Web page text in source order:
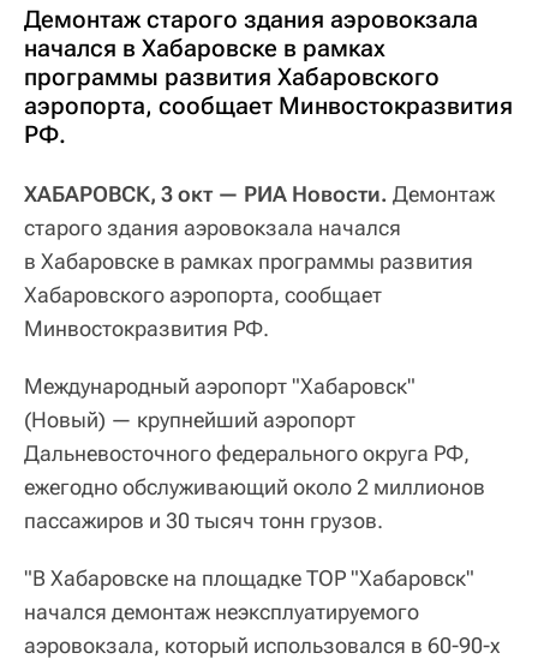
Демонтаж старого здания аэровокзала
начался в Хабаровске в рамках
программы развития Хабаровского
аэропорта, сообщает Минвостокразвития
РФ.
ХАБАРОВСК, 3 окт — РИА Новости. Демонтаж
старого здания аэровокзала начался
в Хабаровске в рамках программы развития
Хабаровского аэропорта, сообщает
Минвостокразвития РФ.
Международный аэропорт "Хабаровск"
(Новый) — крупнейший аэропорт
Дальневосточного федерального округа РФ,
ежегодно обслуживающий около 2 миллионов
пассажиров и 30 тысяч тонн грузов.
"В Хабаровске на площадке ТОР "Хабаровск"
начался демонтаж неэксплуатируемого
аэровокзала, который использовался в 60-90-х